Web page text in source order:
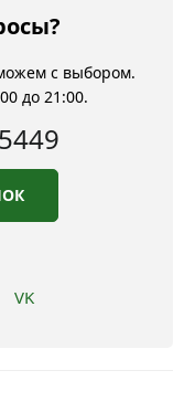
с выбором.
до 21:00.
VK